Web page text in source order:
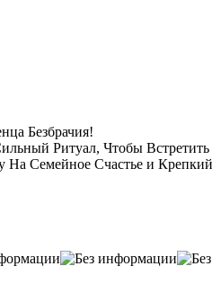
Безбрачия!
Ритуал, Чтобы
Семейное Счастье и